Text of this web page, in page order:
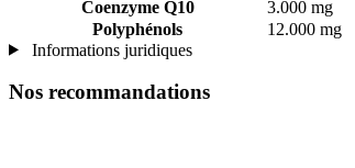
Coenzyme Q10
3.000 mg
Polyphénols
12.000 mg
Informations juridiques
Nos recommandations